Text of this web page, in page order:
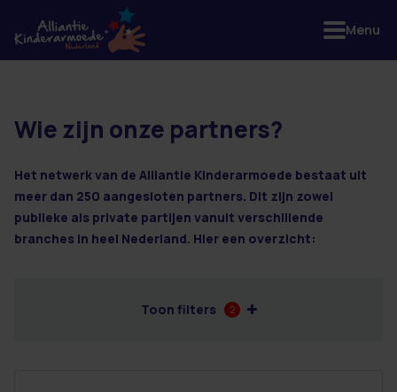
54 resultaten
Wie zijn onze partners?
Het netwerk van de Alliantie Kinderarmoede bestaat uit
meer dan 250 aangesloten partners. Dit zijn zowel
publieke als private partijen vanuit verschillende
branches in heel Nederland. Hier een overzicht:
Toon filters 2
Menu